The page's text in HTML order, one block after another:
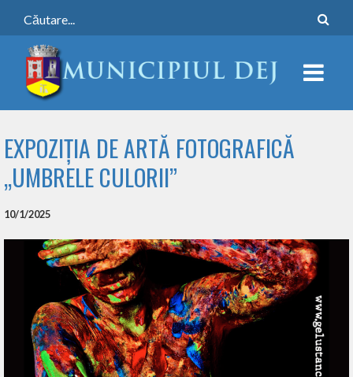
EXPOZIȚIA DE ARTĂ FOTOGRAFICĂ
„UMBRELE CULORII”
10/1/2025